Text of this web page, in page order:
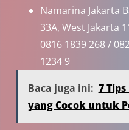
Namarina Jakarta
33A, West Jakarta
0816 1839 268 /
1234 9
Baca juga ini: 7
yang Cocok untuk